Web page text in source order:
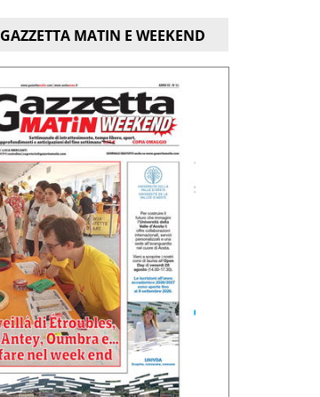
GAZZETTA MATIN E WEEKEND